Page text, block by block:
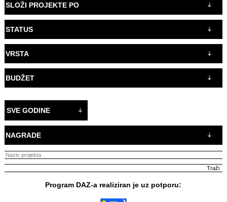
SLOŽI PROJEKTE PO
STATUS
VRSTA
BUDŽET
SVE GODINE
NAGRADE
Program DAZ-a realiziran je uz potporu: